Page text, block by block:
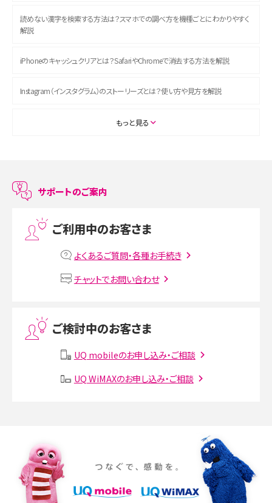
読めない漢字を検索する方法は？スマホでの調べ方を機種ごとにわかりやすく
解説
iPhoneのキャッシュクリアとは？SafariやChromeで消去する方法を解説
Instagram（インスタグラム）のストーリーズとは？使い方や見方を解説
ASMRとは？初心者向けの代表ジャンルや楽しみ方を解説
LINEで友だちを削除する方法は？方法ごとの影響や復活・復元する方法も解説
MNOとは？MVNOやMVNEとの違いやメリット・デメリットを解説
VPN接続とは？仕組みや必要性、メリット・デメリット、接続方法を解説
Instagram（インスタグラム）でスクショするとバレる？バレるケースや撮り方も解
SMSとは？料金やできること、注意点や届かない時の対処法を解説
iPhone 16eとiPhone SE（第3世代）の違いは？サイズやスペックを比較して解説
iPhone 16eとiPhone 14を徹底比較！スペック・機能の違いをわかりやすく紹介
iPhone 16シリーズのモデルを比較！価格・サイズ・カメラ性能の違いを徹底解説
もっと見る
サポートのご案内
ご利用中のお客さま
よくあるご質問・各種お手続き
チャットでお問い合わせ
ご検討中のお客さま
UQ mobileのお申し込み・ご相談
UQ WiMAXのお申し込み・ご相談